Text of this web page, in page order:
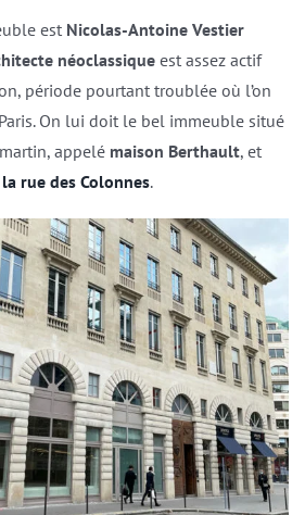
est Nicolas-Antoine Vestier
néoclassiqueest assez actif
période pourtant troublée où l’on
On lui doit le bel immeuble situé
appelé maison Berthault, et
la rue des Colonnes.